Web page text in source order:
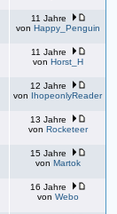
11 Jahre
von Happy_Penguin
11 Jahre
von Horst_H
12 Jahre
von IhopeonlyReader
13 Jahre
von Rocketeer
15 Jahre
von Martok
16 Jahre
von Webo